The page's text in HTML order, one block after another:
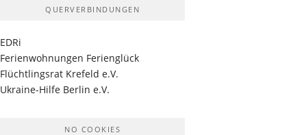
QUERVERBINDUNGEN
EDRi
Ferienwohnungen Ferienglück
Flüchtlingsrat Krefeld e.V.
Ukraine-Hilfe Berlin e.V.
NO COOKIES